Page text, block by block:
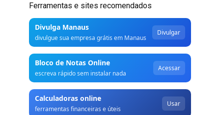
Ferramentas e sites recomendados
Divulga Manaus
divulgue sua empresa grátis em Manaus
Divulgar
Bloco de Notas Online
escreva rápido sem instalar nada
Acessar
Calculadoras online
ferramentas financeiras e úteis
Usar